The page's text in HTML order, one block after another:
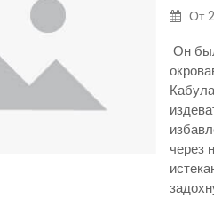
От
Он
через